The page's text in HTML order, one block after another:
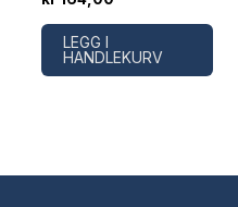
LEGG I
HANDLEKURV